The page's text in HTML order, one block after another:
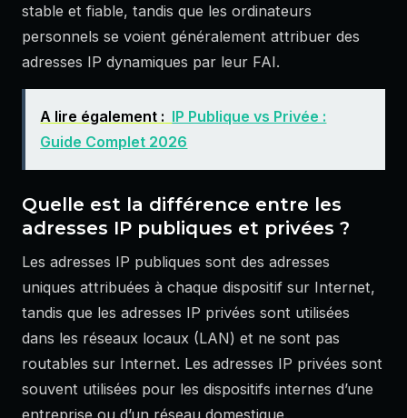
stable et fiable, tandis que les ordinateurs
personnels se voient généralement attribuer des
adresses IP dynamiques par leur FAI.
A lire également : IP Publique vs Privée :
Guide Complet 2026
Quelle est la différence entre les
adresses IP publiques et privées ?
Les adresses IP publiques sont des adresses
uniques attribuées à chaque dispositif sur Internet,
tandis que les adresses IP privées sont utilisées
dans les réseaux locaux (LAN) et ne sont pas
routables sur Internet. Les adresses IP privées sont
souvent utilisées pour les dispositifs internes d’une
entreprise ou d’un réseau domestique.